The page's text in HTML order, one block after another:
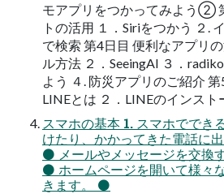
モアプリをつかってみよう②
トの活用 １．Siriをつかう ２.
で検索 第4日目 便利なアプリ
ル方法 ２．SeeingAI ３．
よう ４. 防災アプリのご紹介 第
LINEとは ２．LINEのインスト
スマホの基本 1. スマホででき
けたり、かかってきた電話に
⚫ メールやメッセージを交換
⚫ ホームページを開いて様々
きます。 ⚫